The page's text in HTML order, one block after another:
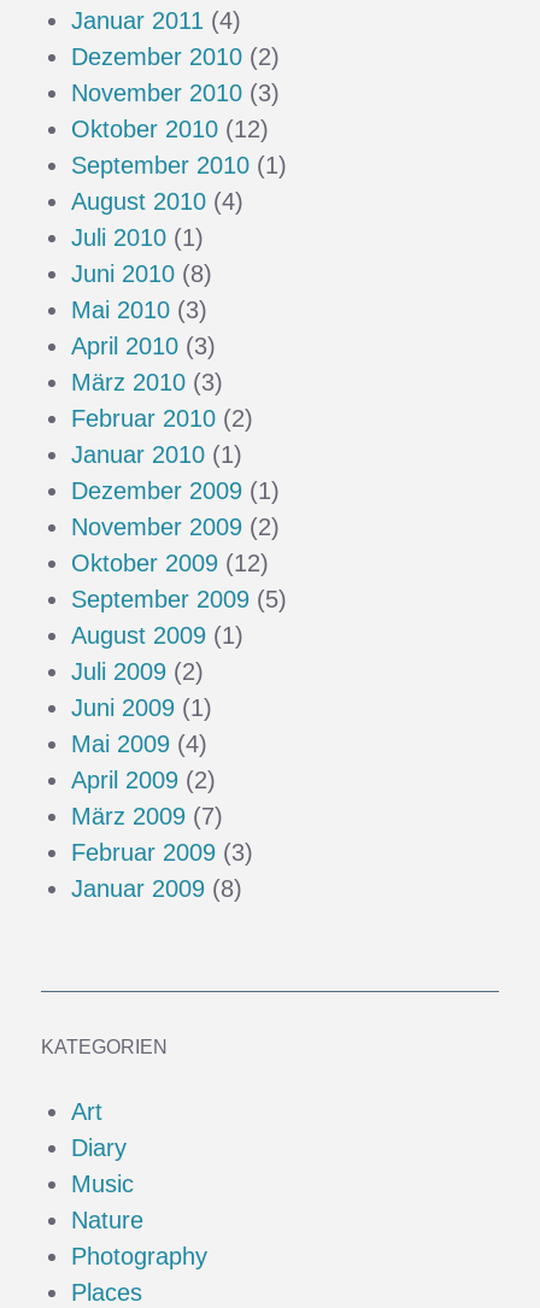
Januar 2011 (4)
Dezember 2010 (2)
November 2010 (3)
Oktober 2010 (12)
September 2010 (1)
August 2010 (4)
Juli 2010 (1)
Juni 2010 (8)
Mai 2010 (3)
April 2010 (3)
März 2010 (3)
Februar 2010 (2)
Januar 2010 (1)
Dezember 2009 (1)
November 2009 (2)
Oktober 2009 (12)
September 2009 (5)
August 2009 (1)
Juli 2009 (2)
Juni 2009 (1)
Mai 2009 (4)
April 2009 (2)
März 2009 (7)
Februar 2009 (3)
Januar 2009 (8)
KATEGORIEN
Art
Diary
Music
Nature
Photography
Places